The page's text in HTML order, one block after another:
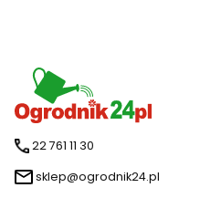
22 761 11 30
sklep@ogrodnik24.pl